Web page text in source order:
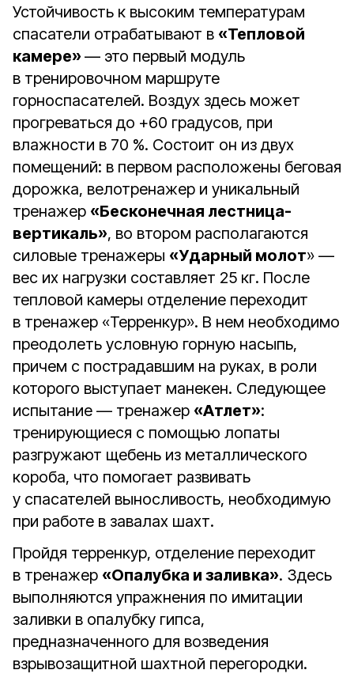
Устойчивость к высоким температурам
спасатели отрабатывают в «Тепловой
камере»— это первый модуль
в тренировочном маршруте
горноспасателей. Воздух здесь может
прогреваться до +60 градусов, при
влажности в 70 %. Состоит он из двух
помещений: в первом расположены беговая
дорожка, велотренажер и уникальный
тренажер «Бесконечная лестница-
вертикаль», во втором располагаются
силовые тренажеры «Ударный молот» —
вес их нагрузки составляет 25 кг. После
тепловой камеры отделение переходит
в тренажер «Терренкур». В нем необходимо
преодолеть условную горную насыпь,
причем с пострадавшим на руках, в роли
которого выступает манекен. Следующее
испытание — тренажер «Атлет»:
тренирующиеся с помощью лопаты
разгружают щебень из металлического
короба, что помогает развивать
у спасателей выносливость, необходимую
при работе в завалах шахт.
Пройдя терренкур, отделение переходит
в тренажер «Опалубка и заливка». Здесь
выполняются упражнения по имитации
заливки в опалубку гипса,
предназначенного для возведения
взрывозащитной шахтной перегородки.